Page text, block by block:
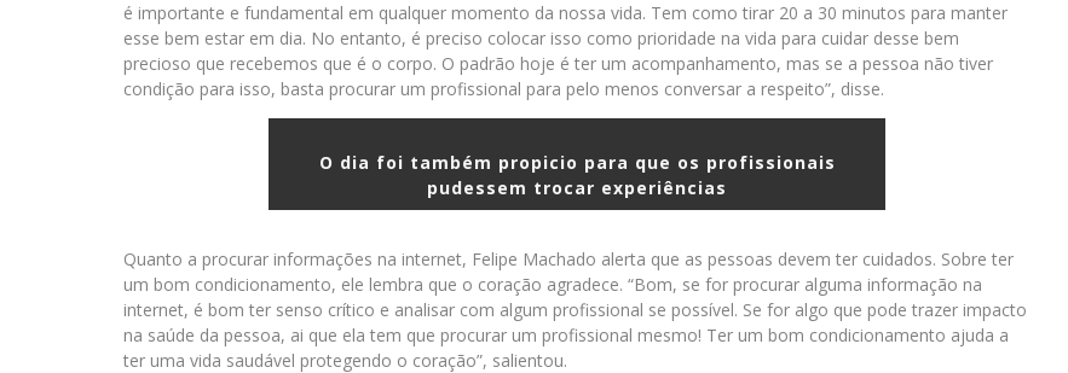
é importante e fundamental em qualquer momento da nossa vida. Tem como tirar 20 a 30 minutos para manter
esse bem estar em dia. No entanto, é preciso colocar isso como prioridade na vida para cuidar desse bem
precioso que recebemos que é o corpo. O padrão hoje é ter um acompanhamento, mas se a pessoa não tiver
condição para isso, basta procurar um profissional para pelo menos conversar a respeito”, disse.
O dia foi também propicio para que os profissionais
pudessem trocar experiências
Quanto a procurar informações na internet, Felipe Machado alerta que as pessoas devem ter cuidados. Sobre ter
um bom condicionamento, ele lembra que o coração agradece. “Bom, se for procurar alguma informação na
internet, é bom ter senso crítico e analisar com algum profissional se possível. Se for algo que pode trazer impacto
na saúde da pessoa, ai que ela tem que procurar um profissional mesmo! Ter um bom condicionamento ajuda a
ter uma vida saudável protegendo o coração”, salientou.